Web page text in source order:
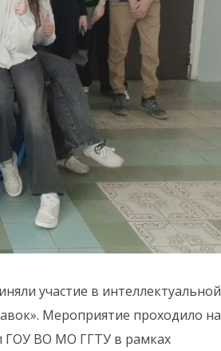
участие в интеллектуальной
Мероприятие проходило на
ГОУ ВО МО ГГТУ в рамках